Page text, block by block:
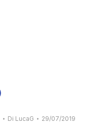
Di LucaG 29/07/2019